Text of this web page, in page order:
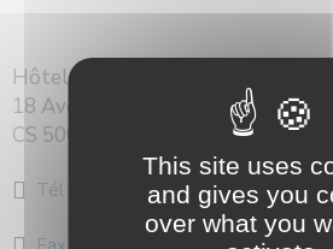
Hôtel de Ville
18 Avenue Général de Gaulle,
CS 50036 – 21110 GENLIS –
Tél : +33 (0) 3 80 47 98 98
This site uses
and gives you
over what you